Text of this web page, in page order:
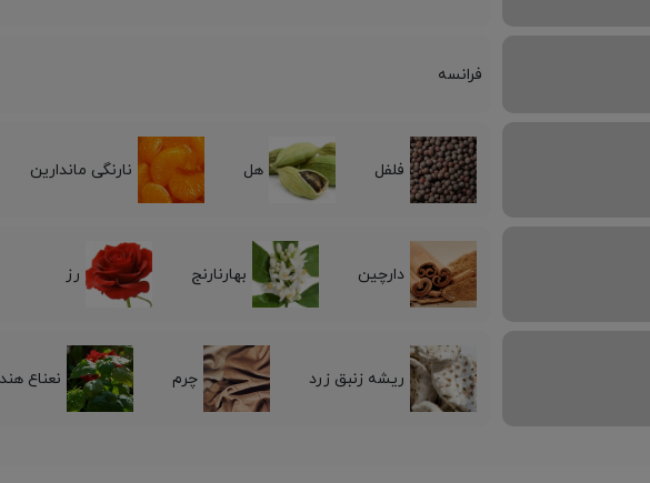
فرانسه
فلفل هل نارنگی ماندارین
دارچین بهارنارنج رز
ریشه زنبق زرد چرم نعناع